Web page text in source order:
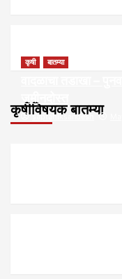
कृषीविषयक बातम्या
कृषी बातम्या
saptahiksandesh